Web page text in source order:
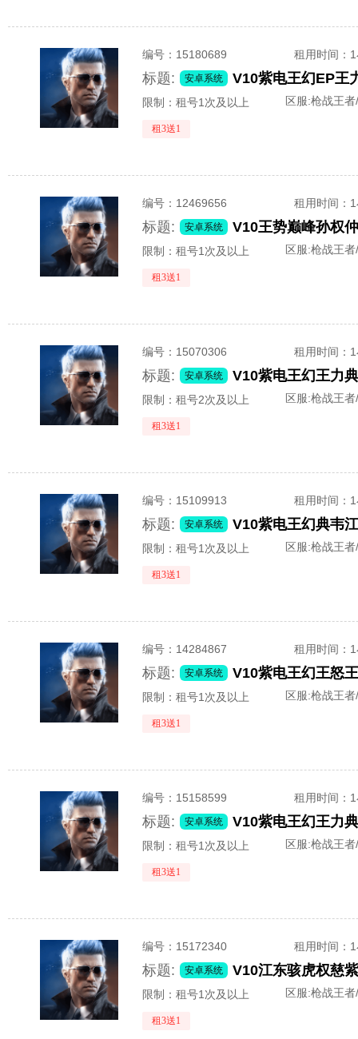
编号： 15180689 租用时间 ：
标题: 安卓系统
限制：租号1次及以上 区服:枪战王
租3送1
编号： 12469656 租用时间 ：
标题: 安卓系统
限制：租号1次及以上 区服:枪战王
租3送1
编号： 15070306 租用时间 ：
标题: 安卓系统
限制：租号2次及以上 区服:枪战王
租3送1
编号： 15109913 租用时间 ：
标题: 安卓系统
限制：租号1次及以上 区服:枪战王
租3送1
编号： 14284867 租用时间 ：
标题: 安卓系统
限制：租号1次及以上 区服:枪战王
租3送1
编号： 15158599 租用时间 ：
标题: 安卓系统
限制：租号1次及以上 区服:枪战王
租3送1
编号： 15172340 租用时间 ：
标题: 安卓系统
限制：租号1次及以上 区服:枪战王
租3送1